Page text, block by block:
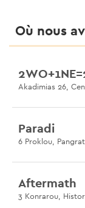
Où nous
Akadimias 26,
Paradi
6 Proklou,
Aftermath
3 Konrarou,